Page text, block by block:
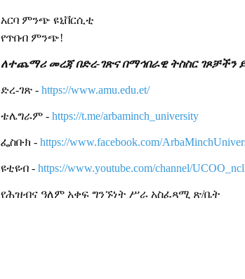
አርባ ምንጭ ዩኒቨርሲቲ
የጥበብ ምንጭ!
ለተጨማሪ መረጃ በድረ-ገጽና በማኅበራዊ ትስስር ገጾቻችን
ድረ-ገጽ - https://www.amu.edu.et/
ቴሌግራም - https://t.me/arbaminch_university
ፌስቡክ - https://www.facebook.com/
ዩቲዩብ - https://www.youtube.com/channel/
የሕዝብና ዓለም አቀፍ ግንኙነት ሥራ አስፈጻሚ ጽ/ቤት